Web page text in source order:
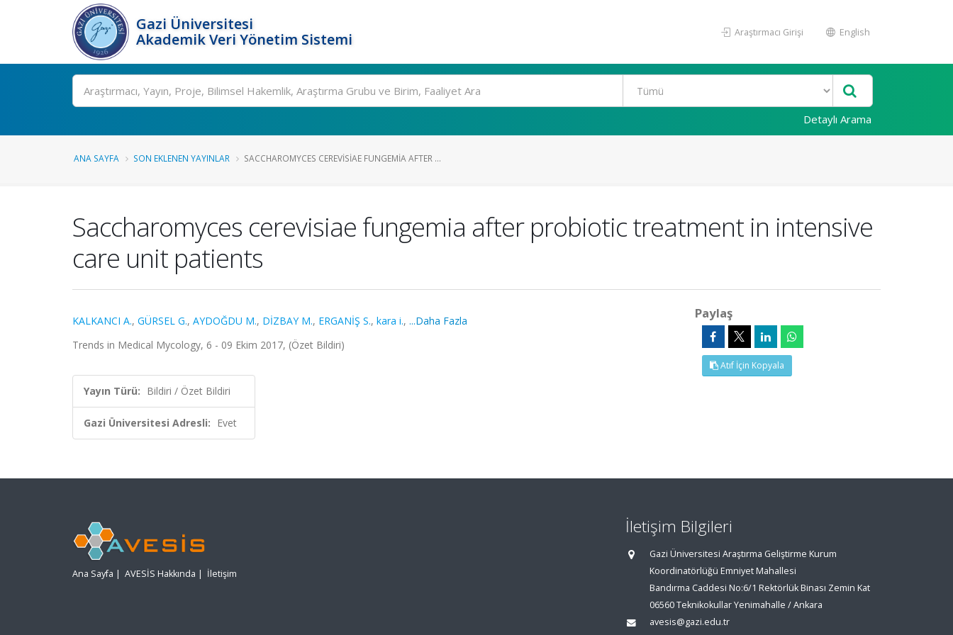
Gazi Üniversitesi
Akademik Veri Yönetim Sistemi
Araştırmacı Girişi English
Ara
Detaylı Arama
ANA SAYFA SON EKLENEN YAYINLAR SACCHAROMYCES CEREVISIAE FUNGEMIA AFTER ...
Saccharomyces cerevisiae fungemia after probiotic treatment in intensive
care unit patients
KALKANCI A., GÜRSEL G., AYDOĞDU M., DİZBAY M., ERGANİŞ S., kara i., ...Daha Fazla
Trends in Medical Mycology, 6 - 09 Ekim 2017, (Özet Bildiri)
Yayın Türü: Bildiri / Özet Bildiri
Gazi Üniversitesi Adresli: Evet
Paylaş
Atıf İçin Kopyala
Ana Sayfa | AVESİS Hakkında | İletişim
İletişim Bilgileri
Gazi Üniversitesi Araştırma Geliştirme Kurum
Koordinatörlüğü Emniyet Mahallesi
Bandırma Caddesi No:6/1 Rektörlük Binası Zemin Kat
06560 Teknikokullar Yenimahalle / Ankara
avesis@gazi.edu.tr